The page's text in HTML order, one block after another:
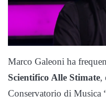
Marco Galeoni ha
Scientifico Alle Stimate,
Conservatorio di Musica